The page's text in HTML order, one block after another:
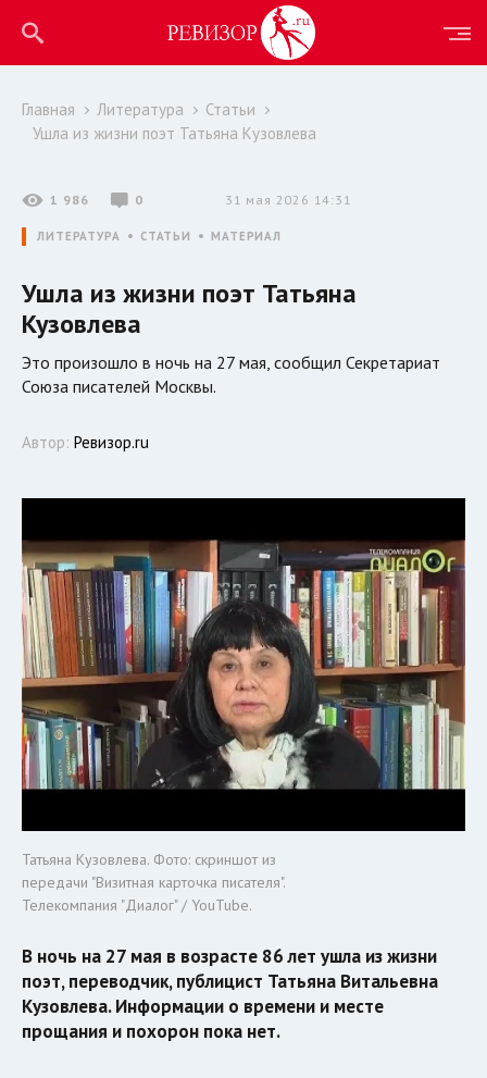
Главная Литература
Статьи
Ушла из жизни поэт Татьяна Кузовлева
1 986 0 31 мая 2026 14:31
ЛИТЕРАТУРА СТАТЬИ МАТЕРИАЛ
Ушла из жизни поэт Татьяна
Кузовлева
Это произошло в ночь на 27 мая, сообщил Секретариат
Союза писателей Москвы.
Автор: Ревизор.ru
Татьяна Кузовлева. Фото: скриншот из
передачи "Визитная карточка писателя".
Телекомпания "Диалог" / YouTube.
В ночь на 27 мая в возрасте 86 лет ушла из жизни
поэт, переводчик, публицист Татьяна Витальевна
Кузовлева. Информации о времени и месте
прощания и похорон пока нет.